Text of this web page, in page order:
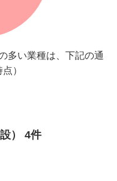
多い業種は、下記の通
）
） 4件